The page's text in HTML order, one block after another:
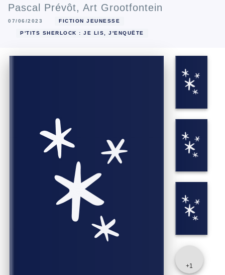
Pascal Prévôt, Art Grootfontein
07/06/2023 FICTION JEUNESSE
P'TITS SHERLOCK : JE LIS, J'ENQUÊTE
+1